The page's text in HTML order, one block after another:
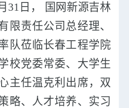
31 日，
国网新源吉林
限责任公司总经理、
队莅临长春工程学院
校党委常委、大学生
主任温克利 出席， 双
略、人才培养、 实习